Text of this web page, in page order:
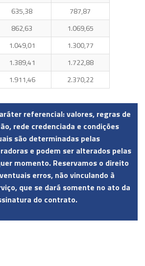
635,38
787,87
862,63
1.069,65
1.049,01
1.300,77
1.389,41
1.722,88
1.911,46 2.370,22
referencial: valores, regras de
rede credenciada e condições
são determinadas pelas
e podem ser alterados pelas
momento. Reservamos o direito
erros, não vinculando à
que se dará somente no ato da
do contrato.